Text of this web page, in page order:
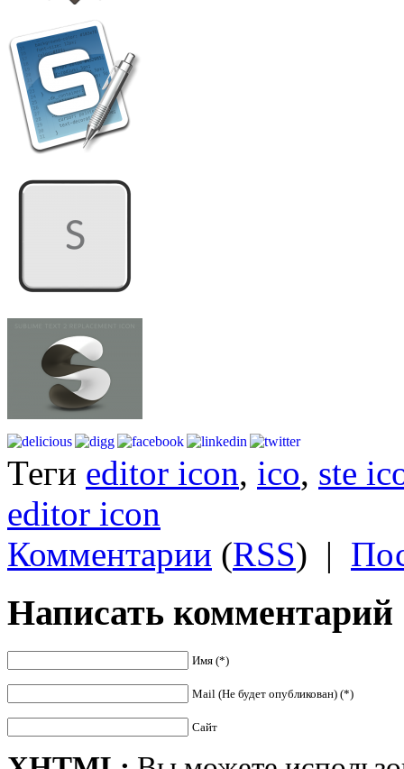
Теги editor icon, ico, ste
editor icon
Комментарии (RSS) |
Написать комментарий
Имя (*)
Mail (Не будет опубликован) (*)
Сайт